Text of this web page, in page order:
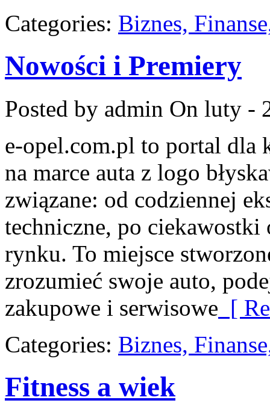
Categories: Biznes,
Nowości i Premiery
Posted by admin On luty -
e-opel.com.pl to portal dla
na marce auta z logo
związane: od codziennej
techniczne, po
rynku. To miejsce
zrozumieć swoje auto,
zakupowe i serwisowe [
Categories: Biznes,
Fitness a wiek